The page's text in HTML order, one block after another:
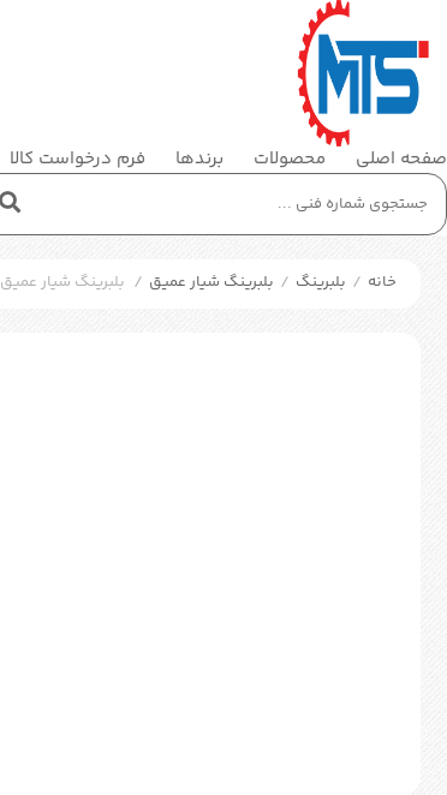
صفحه اصلی محصولات برندها فرم درخواست کالا
خانه / بلبرینگ / بلبرینگ شیار عمیق / بلبرینگ شیار عمیق NACHI 16004